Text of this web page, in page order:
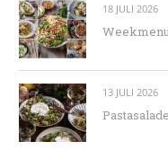
18 JULI 2026
13 JULI 2026